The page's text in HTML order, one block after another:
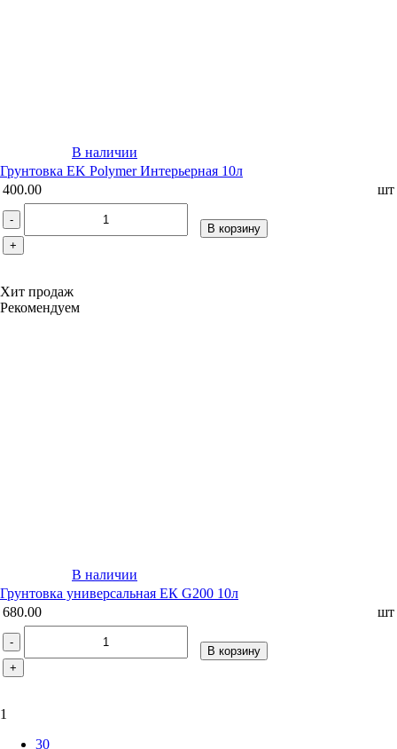
В наличии
Грунтовка EK Polymer Интерьерная 10л
400.00
шт
-
+
В корзину
Хит продаж
Рекомендуем
В наличии
Грунтовка универсальная ЕК G200 10л
680.00
шт
-
+
В корзину
1
30